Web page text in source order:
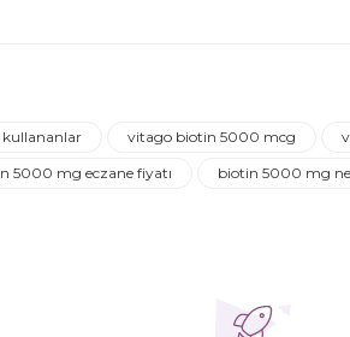
vitago biotin 5000 mcg
5000 mg eczane fiyatı biotin 5000 mg